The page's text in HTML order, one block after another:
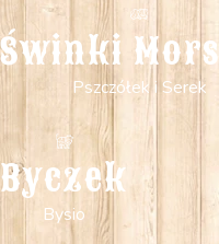
Świnki
Pszczółek i Serek
Byczek
Bysio